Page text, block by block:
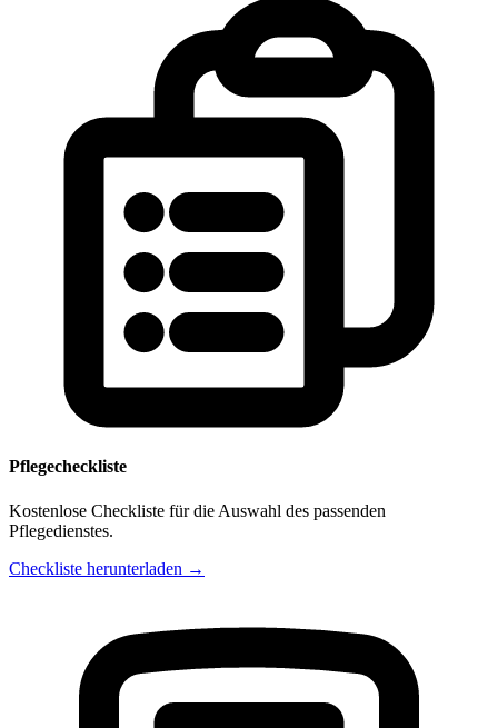
Pflegecheckliste
Kostenlose Checkliste für die Auswahl des passenden
Pflegedienstes.
Checkliste herunterladen →